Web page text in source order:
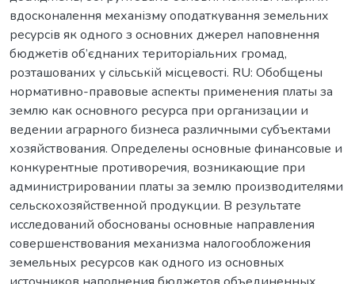
вдосконалення механізму оподаткування земельних
ресурсів як одного з основних джерел наповнення
бюджетів об’єднаних територіальних громад,
розташованих у сільській місцевості. RU: Обобщены
нормативно-правовые аспекты применения платы за
землю как основного ресурса при организации и
ведении аграрного бизнеса различными субъектами
хозяйствования. Определены основные финансовые и
конкурентные противоречия, возникающие при
администрировании платы за землю производителями
сельскохозяйственной продукции. В результате
исследований обоснованы основные направления
совершенствования механизма налогообложения
земельных ресурсов как одного из основных